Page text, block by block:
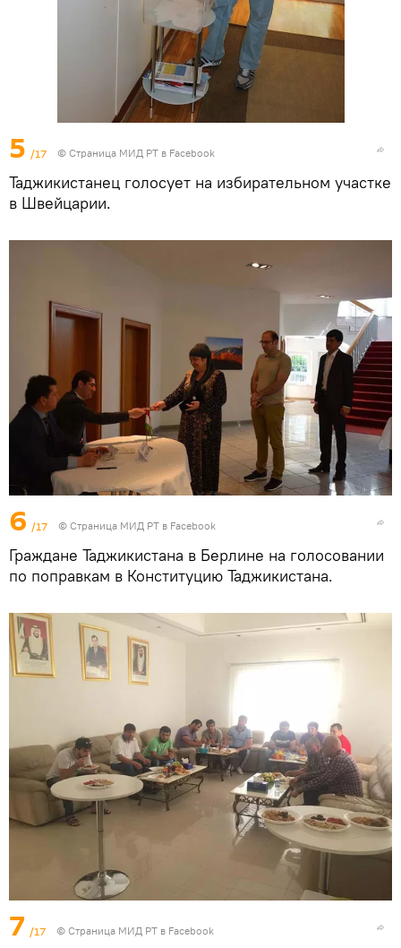
5 /17 © Страница МИД РТ в Facebook
Таджикистанец голосует на избирательном участке
в Швейцарии.
6 /17 © Страница МИД РТ в Facebook
Граждане Таджикистана в Берлине на голосовании
по поправкам в Конституцию Таджикистана.
7 /17 © Страница МИД РТ в Facebook